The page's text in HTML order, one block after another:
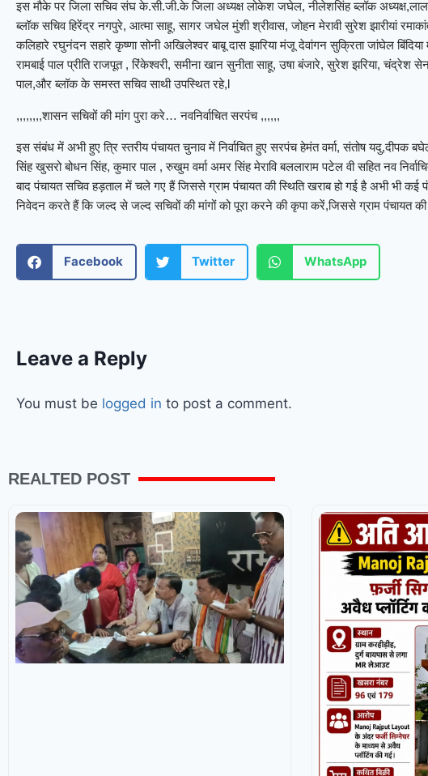
इस मौके पर जिला सचिव संघ के.सी.जी.के जिला अध्यक्ष लोकेश जघेल, नीलेशसिंह ब्लॉक
ब्लॉक सचिव हिरेंद्र नगपुरे, आत्मा साहू, सागर जघेल मुंशी श्रीवास, जोहन मेरावी सुरेश झारीयां रमाकांत
कलिहारे रघुनंदन सहारे कृष्णा सोनी अखिलेश्वर बाबू दास झारिया मंजू देवांगन सुक्रिता जांघेल
रामबाई पाल प्रीति राजपूत , रिंकेश्वरी, समीना खान सुनीता साहू, उषा बंजारे, सुरेश झरिया, चंद्रेश
पाल,और ब्लॉक के समस्त सचिव साथी उपस्थित रहे,l
,,,,,,,,शासन सचिवों की मांग पुरा करे… नवनिर्वाचित सरपंच ,,,,,,
इस संबंध में अभी हुए त्रि स्तरीय पंचायत चुनाव में निर्वाचित हुए सरपंच हेमंत वर्मा, संतोष यदु,दीपक
सिंह खुसरो बोधन सिंह, कुमार पाल , रुखुम वर्मा अमर सिंह मेरावि बललाराम पटेल वी सहित नव
बाद पंचायत सचिव हड़ताल में चले गए हैं जिससे ग्राम पंचायत की स्थिति खराब हो गई है अभी भी कई
निवेदन करते हैं कि जल्द से जल्द सचिवों की मांगों को पूरा करने की कृपा करें,जिससे ग्राम पंचायत
Facebook Twitter WhatsApp
Leave a Reply
You must be logged in to post a comment.
«
REALTED POST